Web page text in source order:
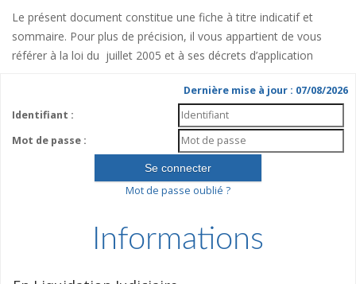
Le présent document constitue une fiche à titre indicatif et
sommaire. Pour plus de précision, il vous appartient de vous
référer à la loi du juillet 2005 et à ses décrets d’application
Dernière mise à jour : 07/08/2026
Identifiant :
Mot de passe :
Mot de passe oublié ?
Informations